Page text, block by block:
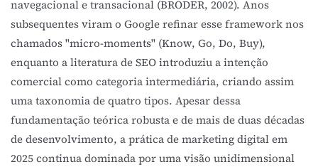
navegacional e transacional (BRODER, 2002). Anos
subsequentes viram o Google refinar esse framework nos
chamados "micro-moments" (Know, Go, Do, Buy),
enquanto a literatura de SEO introduziu a intenção
comercial como categoria intermediária, criando assim
uma taxonomia de quatro tipos. Apesar dessa
fundamentação teórica robusta e de mais de duas décadas
de desenvolvimento, a prática de marketing digital em
2025 continua dominada por uma visão unidimensional